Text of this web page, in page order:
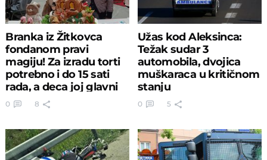
Branka iz Žitkovca
fondanom pravi
magiju! Za izradu torti
potrebno i do 15 sati
rada, a deca joj glavni
žiri
0 8
Užas kod Aleksinca:
Težak sudar 3
automobila, dvojica
muškaraca u kritičnom
stanju
0 5